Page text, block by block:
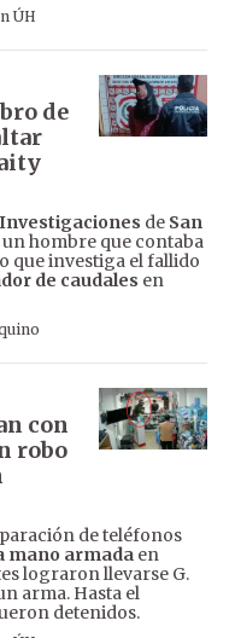
ÚH
de
de San
hombre que contaba
que investiga el fallido
de caudales en
con
robo
de teléfonos
mano armada en
lograron llevarse G.
arma. Hasta el
detenidos.